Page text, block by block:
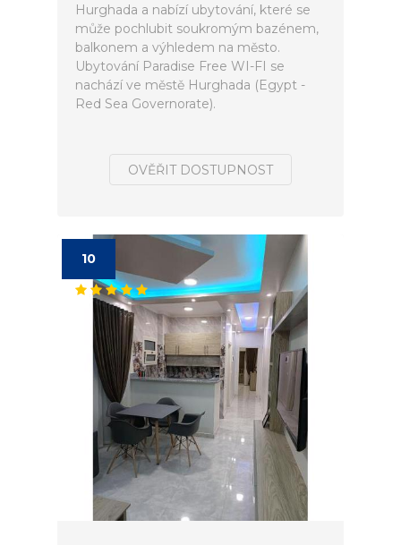
Hurghada a nabízí ubytování, které se
může pochlubit soukromým bazénem,
balkonem a výhledem na město.
Ubytování Paradise Free WI-FI se
nachází ve městě Hurghada (Egypt -
Red Sea Governorate).
OVĚŘIT DOSTUPNOST
10